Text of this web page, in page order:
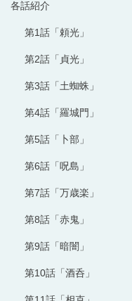
各話紹介
第1話「頼光」
第2話「貞光」
第3話「土蜘蛛」
第4話「羅城門」
第5話「卜部」
第6話「呪島」
第7話「万歳楽」
第8話「赤鬼」
第9話「暗闇」
第10話「酒呑」